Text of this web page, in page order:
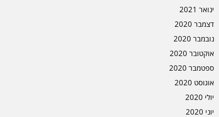
ינואר 2021
דצמבר 2020
נובמבר 2020
אוקטובר 2020
ספטמבר 2020
אוגוסט 2020
יולי 2020
יוני 2020